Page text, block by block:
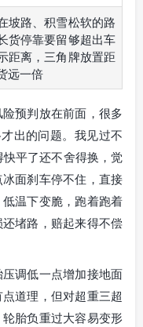
坡路、积雪松软的路
货停靠要留够超出车
距离，三角牌放置距
远一倍
预判放在前面，很多
出的问题。我见过不
平了还不舍得换，觉
面刹车停不住，直接
温下变脆，跑着跑着
堵路，赔起来得不偿
调低一点增加接地面
道理，但对超重三超
胎负重过大容易变形